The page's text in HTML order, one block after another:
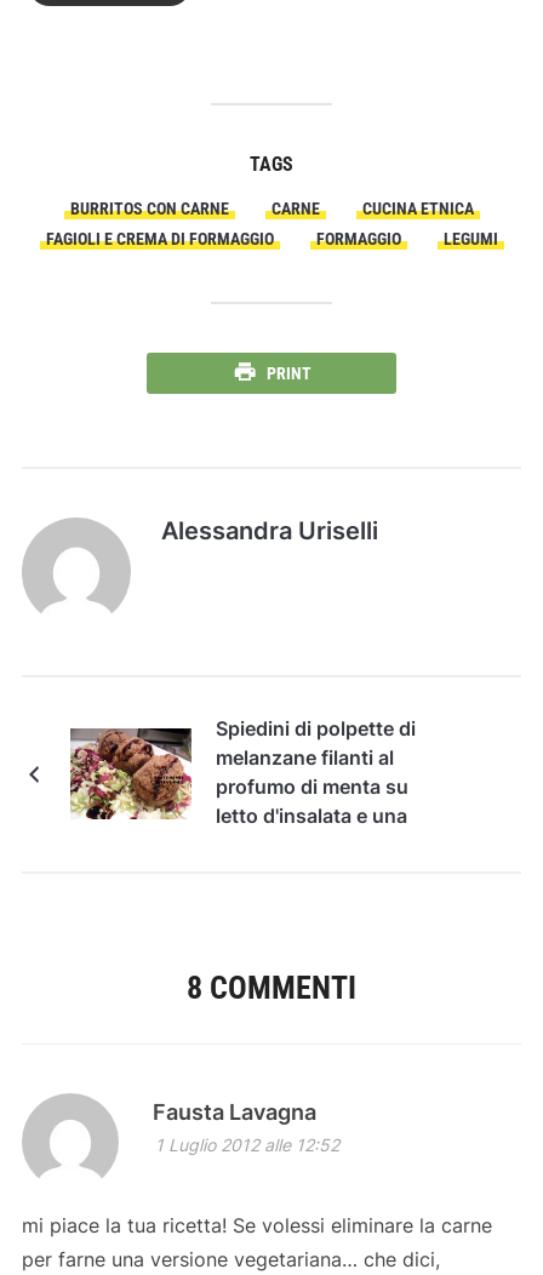
TAGS
BURRITOS CON CARNE CARNE
CUCINA ETNICA
FAGIOLI E CREMA DI FORMAGGIO
FORMAGGIO LEGUMI
PRINT
Alessandra Uriselli
Spiedini di polpette di
melanzane filanti al
profumo di menta su
letto d'insalata e una
8 COMMENTI
Fausta Lavagna
1 Luglio 2012 alle 12:52
mi piace la tua ricetta! Se volessi eliminare la carne
per farne una versione vegetariana… che dici,